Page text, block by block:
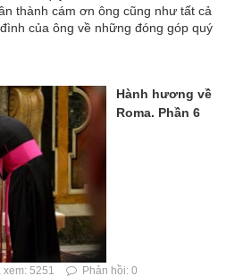
thành cám ơn ông cũng như tất cả
của ông về những đóng góp quý
Hành hương về
Roma. Phần 6
5251 Phản hồi: 0